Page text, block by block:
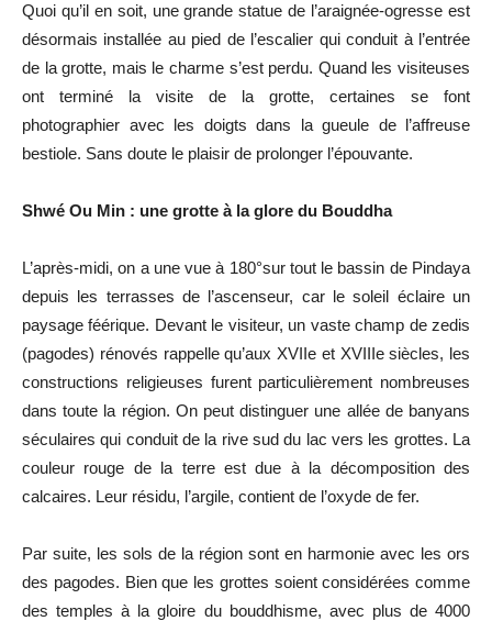
Quoi qu’il en soit, une grande statue de l’araignée-ogresse est
désormais installée au pied de l’escalier qui conduit à l’entrée
de la grotte, mais le charme s’est perdu. Quand les visiteuses
ont terminé la visite de la grotte, certaines se font
photographier avec les doigts dans la gueule de l’affreuse
bestiole. Sans doute le plaisir de prolonger l’épouvante.
Shwé Ou Min : une grotte à la glore du Bouddha
L’après-midi, on a une vue à 180°sur tout le bassin de Pindaya
depuis les terrasses de l’ascenseur, car le soleil éclaire un
paysage féérique. Devant le visiteur, un vaste champ de zedis
(pagodes) rénovés rappelle qu’aux XVIIe et XVIIIe siècles, les
constructions religieuses furent particulièrement nombreuses
dans toute la région. On peut distinguer une allée de banyans
séculaires qui conduit de la rive sud du lac vers les grottes. La
couleur rouge de la terre est due à la décomposition des
calcaires. Leur résidu, l’argile, contient de l’oxyde de fer.
Par suite, les sols de la région sont en harmonie avec les ors
des pagodes. Bien que les grottes soient considérées comme
des temples à la gloire du bouddhisme, avec plus de 4000